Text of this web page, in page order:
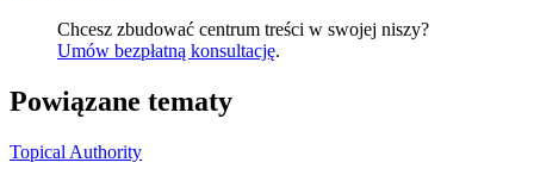
Chcesz zbudować centrum treści w swojej niszy?
Umów bezpłatną konsultację.
Powiązane tematy
Topical Authority